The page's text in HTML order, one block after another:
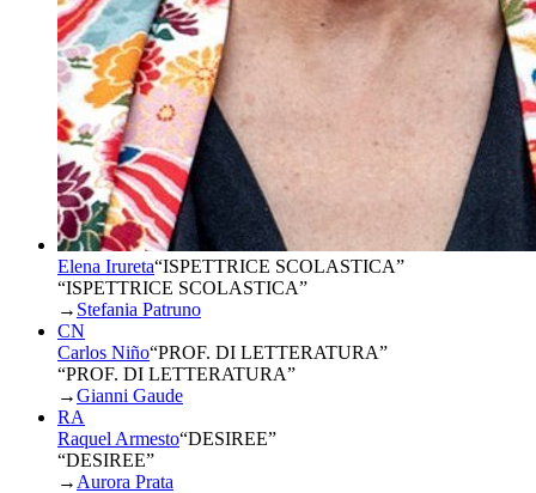
Elena Irureta“ISPETTRICE SCOLASTICA”
“ISPETTRICE SCOLASTICA”
→ Stefania Patruno
CN
Carlos Niño“PROF. DI LETTERATURA”
“PROF. DI LETTERATURA”
→Gianni Gaude
RA
Raquel Armesto“DESIREE”
“DESIREE”
→ Aurora Prata